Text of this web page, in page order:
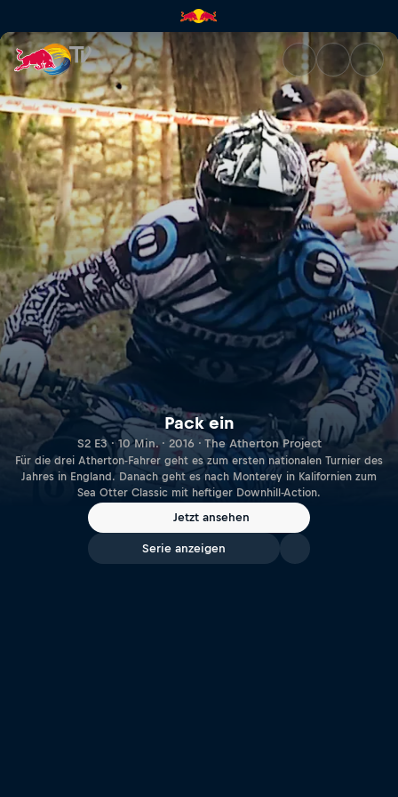
Pack ein | Red Bull TV
Pack ein
S2 E3 · 10 Min. · 2016 · The Atherton Project
Für die drei Atherton-Fahrer geht es zum ersten nationalen Turnier des
Jahres in England. Danach geht es nach Monterey in Kalifornien zum
Sea Otter Classic mit heftiger Downhill-Action.
Jetzt ansehen
Serie anzeigen